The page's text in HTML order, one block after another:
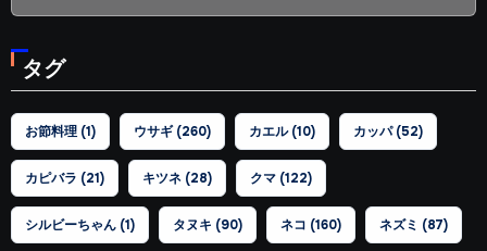
リ
ー
タグ
お節料理(1) ウサギ(260) カエル(10) カッパ(52)
カピバラ (21) キツネ(28) クマ(122)
シルビーちゃん(1) タヌキ (90) ネコ (160) ネズミ (87)